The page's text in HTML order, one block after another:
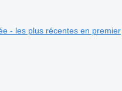
- les plus récentes en premier